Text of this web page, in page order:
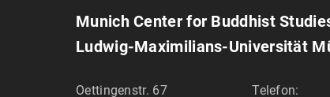
Munich Center for Buddhist
Ludwig-Maximilians-Universität
Oettingenstr. 67 Telefon: